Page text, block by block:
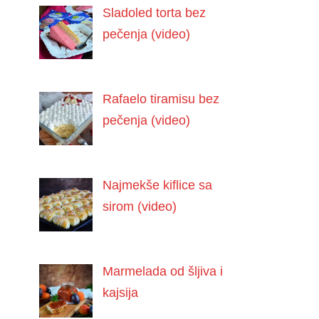
Sladoled torta bez
pečenja (video)
Rafaelo tiramisu bez
pečenja (video)
Najmekše kiflice sa
sirom (video)
Marmelada od šljiva i
kajsija